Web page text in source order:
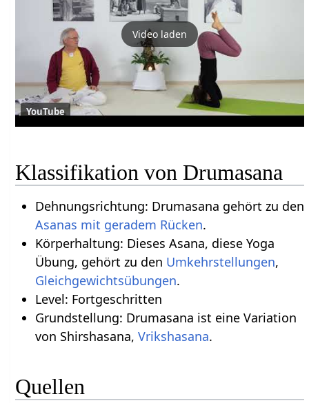
Video laden
YouTube
Klassifikation von Drumasana
Dehnungsrichtung: Drumasana gehört zu den
Asanas mit geradem Rücken.
Körperhaltung: Dieses Asana, diese Yoga
Übung, gehört zu den Umkehrstellungen,
Gleichgewichtsübungen.
Level: Fortgeschritten
Grundstellung: Drumasana ist eine Variation
von Shirshasana, Vrikshasana.
Quellen